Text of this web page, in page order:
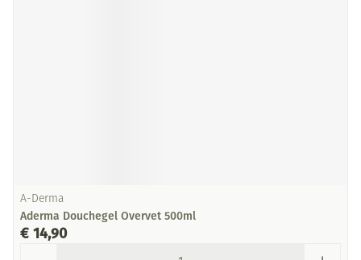
A-Derma
Aderma Douchegel Overvet 500ml
€ 14,90